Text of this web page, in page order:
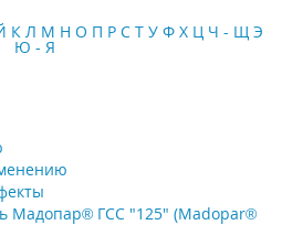
К Л М Н О П Р С Т У Ф Х Ц Ч - Щ Э
Ю - Я
Мадопар® ГСС "125" (Madopar®